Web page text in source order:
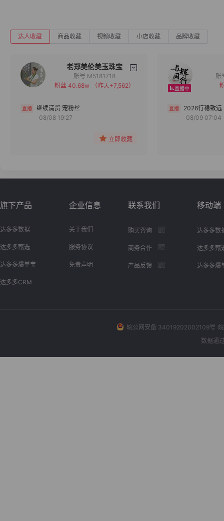
达人收藏 商品收藏 视频收藏 小店收藏 品牌收藏
老郑美伦美玉珠宝
备注
账号 M5181718
粉丝 40.68w
（昨天+7,562）
继续清货 宠粉丝
08/08 19:27
立即收藏
2026行稳致远
08/09 07:04
旗下产品
达多多数据
达多多甄选
达多多爆单宝
达多多CRM
企业信息
关于我们
服务协议
免责声明
联系我们
购买咨询
商务合作
产品反馈
移动端
达多多数
达多多甄
达多多爆
皖公网安备 34019202002109号
数据通